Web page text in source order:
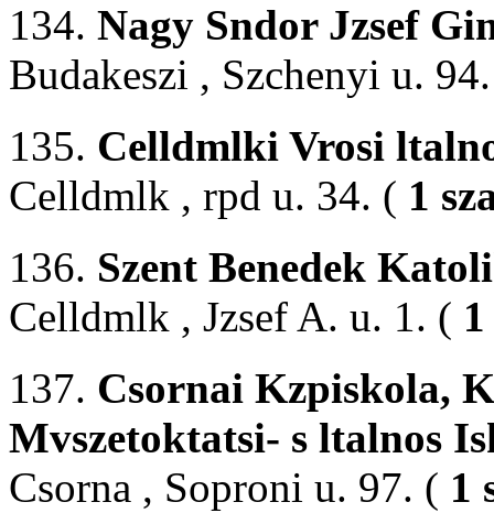
134. Nagy Sndor Jzsef
Budakeszi , Szchenyi u.
135. Celldmlki Vrosi
Celldmlk , rpd u. 34. ( 1
136. Szent Benedek
Celldmlk , Jzsef A. u. 1. (
137. Csornai Kzpiskola,
Mvszetoktatsi- s ltalnos
Csorna , Soproni u. 97. ( 1